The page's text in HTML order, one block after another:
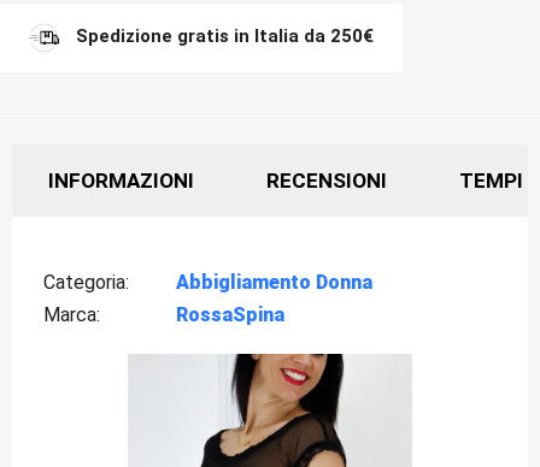
Spedizione gratis in Italia da 250€
INFORMAZIONI RECENSIONI TEMPI
Categoria
Abbigliamento Donna
Marca
RossaSpina